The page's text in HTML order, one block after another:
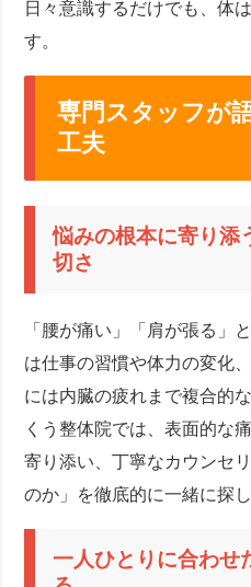
日々意識するだけでも、体
す。
専門スタッフが
工夫
悩みの根本に寄り添
切さ
「腰が痛い」「肩が張る」
は仕事の習慣や体力の変化
には内臓の疲れまで複合的
くう整体院では、表面的な
寄り添い、丁寧なカウンセ
のか」を徹底的に一緒に探
一人ひとりに合わせ